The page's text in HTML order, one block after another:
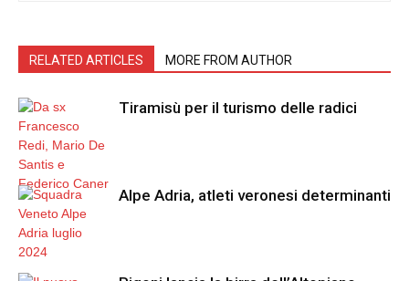
RELATED ARTICLES MORE FROM AUTHOR
Tiramisù per il turismo delle radici
Alpe Adria, atleti veronesi determinanti